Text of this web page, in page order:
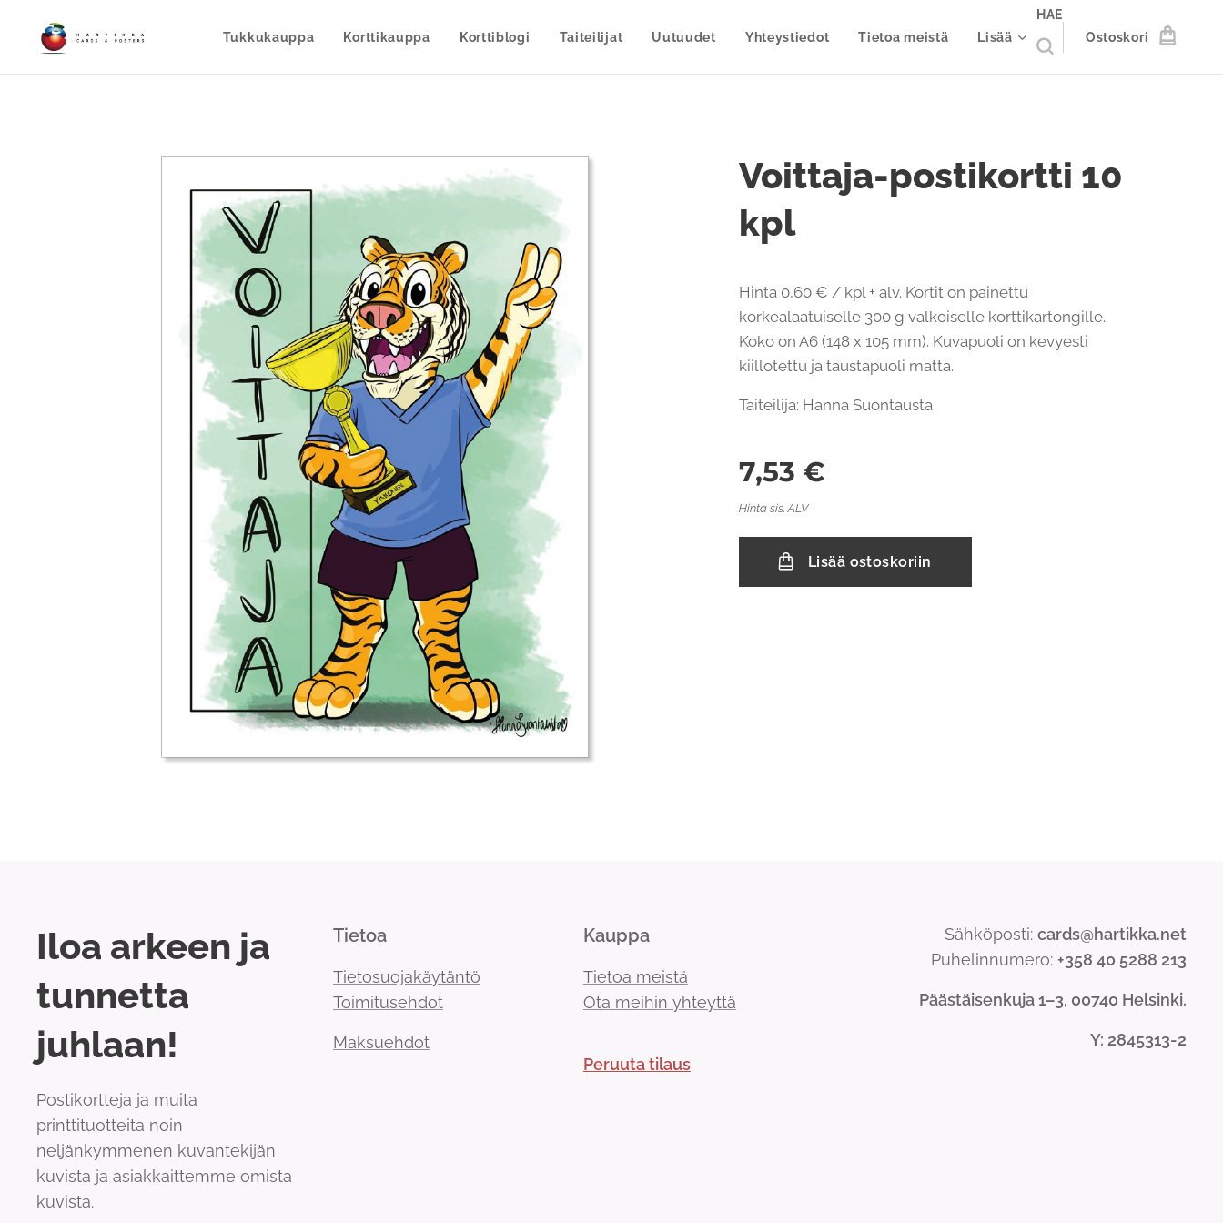
Tukkukauppa Korttikauppa Korttiblogi Taiteilijat Uutuudet Yhteystiedot Tietoa meistä Lisää
HAE
Ostoskori
Voittaja-postikortti 10
kpl
Hinta 0,60 € / kpl + alv. Kortit on painettu
korkealaatuiselle 300 g valkoiselle korttikartongille.
Koko on A6 (148 x 105 mm). Kuvapuoli on kevyesti
kiillotettu ja taustapuoli matta.
Taiteilija: Hanna Suontausta
7,53 €
Hinta sis. ALV
Lisää ostoskoriin
Iloa arkeen ja
tunnetta
juhlaan!
Postikortteja ja muita
printtituotteita noin
neljänkymmenen kuvantekijän
kuvista ja asiakkaittemme omista
kuvista.
Tietoa
Tietosuojakäytäntö
Toimitusehdot
Maksuehdot
Kauppa
Tietoa meistä
Ota meihin yhteyttä
Peruuta tilaus
Sähköposti: cards@hartikka.net
Puhelinnumero: +358 40 5288 213
Päästäisenkuja 1–3, 00740 Helsinki.
Y: 2845313-2